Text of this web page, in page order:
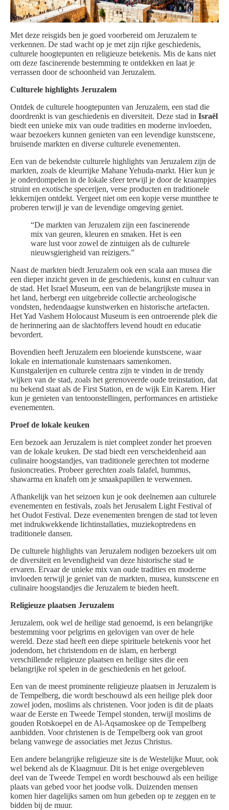
Met deze reisgids ben je goed voorbereid om Jeruzalem te
verkennen. De stad wacht op je met zijn rijke geschiedenis,
culturele hoogtepunten en religieuze betekenis. Mis de kans niet
om deze fascinerende bestemming te ontdekken en laat je
verrassen door de schoonheid van Jeruzalem.
Culturele highlights Jeruzalem
Ontdek de culturele hoogtepunten van Jeruzalem, een stad die
doordrenkt is van geschiedenis en diversiteit. Deze stad in Israël
biedt een unieke mix van oude tradities en moderne invloeden,
waar bezoekers kunnen genieten van een levendige kunstscene,
bruisende markten en diverse culturele evenementen.
Een van de bekendste culturele highlights van Jeruzalem zijn de
markten, zoals de kleurrijke Mahane Yehuda-markt. Hier kun je
je onderdompelen in de lokale sfeer terwijl je door de kraampjes
struint en exotische specerijen, verse producten en traditionele
lekkernijen ontdekt. Vergeet niet om een kopje verse muntthee te
proberen terwijl je van de levendige omgeving geniet.
“De markten van Jeruzalem zijn een fascinerende
mix van geuren, kleuren en smaken. Het is een
ware lust voor zowel de zintuigen als de culturele
nieuwsgierigheid van reizigers.”
Naast de markten biedt Jeruzalem ook een scala aan musea die
een dieper inzicht geven in de geschiedenis, kunst en cultuur van
de stad. Het Israel Museum, een van de belangrijkste musea in
het land, herbergt een uitgebreide collectie archeologische
vondsten, hedendaagse kunstwerken en historische artefacten.
Het Yad Vashem Holocaust Museum is een ontroerende plek die
de herinnering aan de slachtoffers levend houdt en educatie
bevordert.
Bovendien heeft Jeruzalem een bloeiende kunstscene, waar
lokale en internationale kunstenaars samenkomen.
Kunstgalerijen en culturele centra zijn te vinden in de trendy
wijken van de stad, zoals het gerenoveerde oude treinstation, dat
nu bekend staat als de First Station, en de wijk Ein Karem. Hier
kun je genieten van tentoonstellingen, performances en artistieke
evenementen.
Proef de lokale keuken
Een bezoek aan Jeruzalem is niet compleet zonder het proeven
van de lokale keuken. De stad biedt een verscheidenheid aan
culinaire hoogstandjes, van traditionele gerechten tot moderne
fusioncreaties. Probeer gerechten zoals falafel, hummus,
shawarma en knafeh om je smaakpapillen te verwennen.
Afhankelijk van het seizoen kun je ook deelnemen aan culturele
evenementen en festivals, zoals het Jerusalem Light Festival of
het Oudot Festival. Deze evenementen brengen de stad tot leven
met indrukwekkende lichtinstallaties, muziekoptredens en
traditionele dansen.
De culturele highlights van Jeruzalem nodigen bezoekers uit om
de diversiteit en levendigheid van deze historische stad te
ervaren. Ervaar de unieke mix van oude tradities en moderne
invloeden terwijl je geniet van de markten, musea, kunstscene en
culinaire hoogstandjes die Jeruzalem te bieden heeft.
Religieuze plaatsen Jeruzalem
Jeruzalem, ook wel de heilige stad genoemd, is een belangrijke
bestemming voor pelgrims en gelovigen van over de hele
wereld. Deze stad heeft een diepe spirituele betekenis voor het
jodendom, het christendom en de islam, en herbergt
verschillende religieuze plaatsen en heilige sites die een
belangrijke rol spelen in de geschiedenis en het geloof.
Een van de meest prominente religieuze plaatsen in Jeruzalem is
de Tempelberg, die wordt beschouwd als een heilige plek door
zowel joden, moslims als christenen. Voor joden is dit de plaats
waar de Eerste en Tweede Tempel stonden, terwijl moslims de
gouden Rotskoepel en de Al-Aqsamoskee op de Tempelberg
aanbidden. Voor christenen is de Tempelberg ook van groot
belang vanwege de associaties met Jezus Christus.
Een andere belangrijke religieuze site is de Westelijke Muur, ook
wel bekend als de Klaagmuur. Dit is het enige overgebleven
deel van de Tweede Tempel en wordt beschouwd als een heilige
plaats van gebed voor het joodse volk. Duizenden mensen
komen hier dagelijks samen om hun gebeden op te zeggen en te
bidden bij de muur.